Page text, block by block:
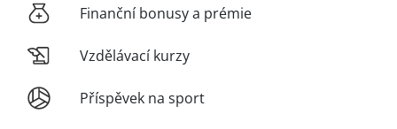
Finanční bonusy a prémie
Vzdělávací kurzy
Příspěvek na sport